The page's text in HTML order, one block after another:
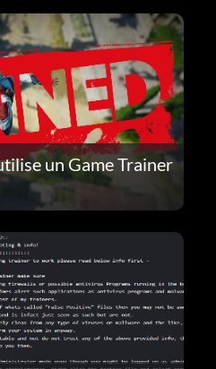
un Game Trainer